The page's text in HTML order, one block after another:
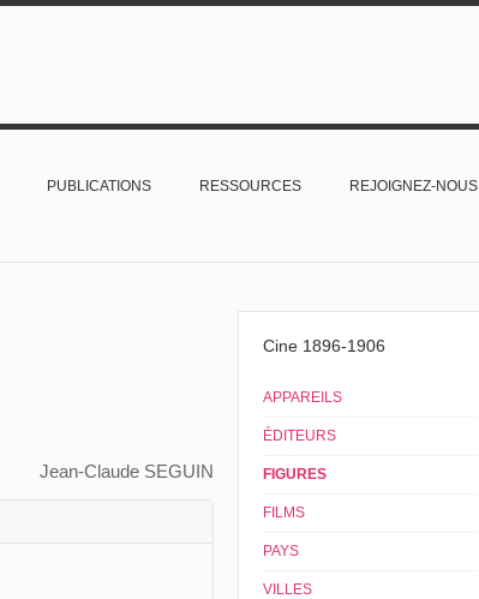
PUBLICATIONS RESSOURCES REJOIGNEZ-NOUS
Jean-Claude SEGUIN
Cine 1896-1906
APPAREILS
ÉDITEURS
FIGURES
FILMS
PAYS
VILLES